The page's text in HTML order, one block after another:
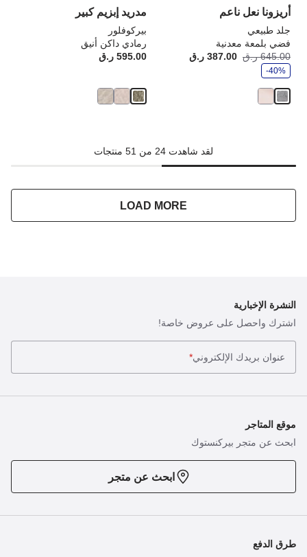
أريزونا نعل ناعم
جلد طبيعي
فضي بلمعة معدنية
كانت:
645.00 ر.ق أصبح 387.00 ر.ق
-40%
مدريد إبزيم كبير
بيركوفلور
رمادي داكن أنيق
595.00 ر.ق
لقد شاهدت 24 من 51 منتجات
LOAD MORE
النشرة الإخبارية
اشترك واحصل على عروض خاصة!
عنوان بريدك الإلكتروني*
موقع المتاجر
ابحث عن متجر بيركنستوك
ابحث عن متجر
طرق الدفع